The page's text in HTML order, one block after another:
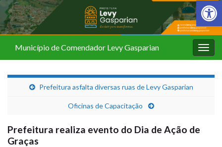
Barra de
Município de Comendador Levy Gasparian
Prefeitura asfalta diversas ruas de Levy Gasparian
Oficinas de Capacitação
Prefeitura realiza evento do Dia de Ação de
Graças